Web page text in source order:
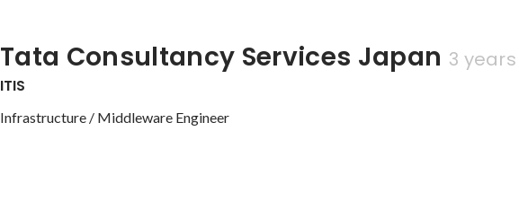
Tata Consultancy Services Japan 3 years
ITIS
Infrastructure / Middleware Engineer